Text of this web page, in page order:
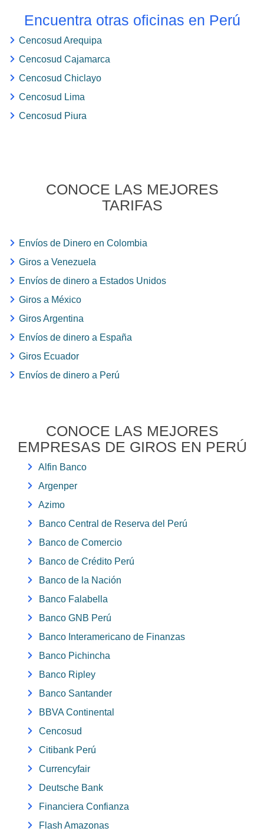
Encuentra otras oficinas en Perú
Cencosud Arequipa
Cencosud Cajamarca
Cencosud Chiclayo
Cencosud Lima
Cencosud Piura
CONOCE LAS MEJORES
TARIFAS
Envíos de Dinero en Colombia
Giros a Venezuela
Envíos de dinero a Estados Unidos
Giros a México
Giros Argentina
Envíos de dinero a España
Giros Ecuador
Envíos de dinero a Perú
CONOCE LAS MEJORES
EMPRESAS DE GIROS EN PERÚ
Alfin Banco
Argenper
Azimo
Banco Central de Reserva del Perú
Banco de Comercio
Banco de Crédito Perú
Banco de la Nación
Banco Falabella
Banco GNB Perú
Banco Interamericano de Finanzas
Banco Pichincha
Banco Ripley
Banco Santander
BBVA Continental
Cencosud
Citibank Perú
Currencyfair
Deutsche Bank
Financiera Confianza
Flash Amazonas